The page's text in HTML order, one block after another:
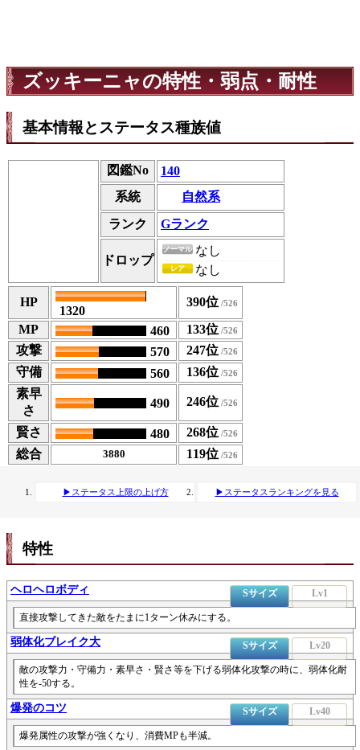
ズッキーニャの特性・弱点・耐性
基本情報とステータス種族値
図鑑No
140
系統
自然系
ランク Gランク
ドロップ
ノーマル なし
レア なし
HP
1320
390位
MP
460
133位
攻撃
570
247位
守備
560
136位
素早
さ
490 246位
賢さ 480
268位
総合
3880 119位
▶ステータス上限の上げ方 ▶ステータスランキングを見る
特性
ヘロヘロボディ Sサイズ Lv1
直接攻撃してきた敵をたまに1ターン休みにする。
弱体化ブレイク大 Sサイズ Lv20
敵の攻撃力・守備力・素早さ・賢さ等を下げる弱体化攻撃の時に、弱体化耐
性を-50する。
爆発のコツ Sサイズ Lv40
爆発属性の攻撃が強くなり、消費MPも半減。